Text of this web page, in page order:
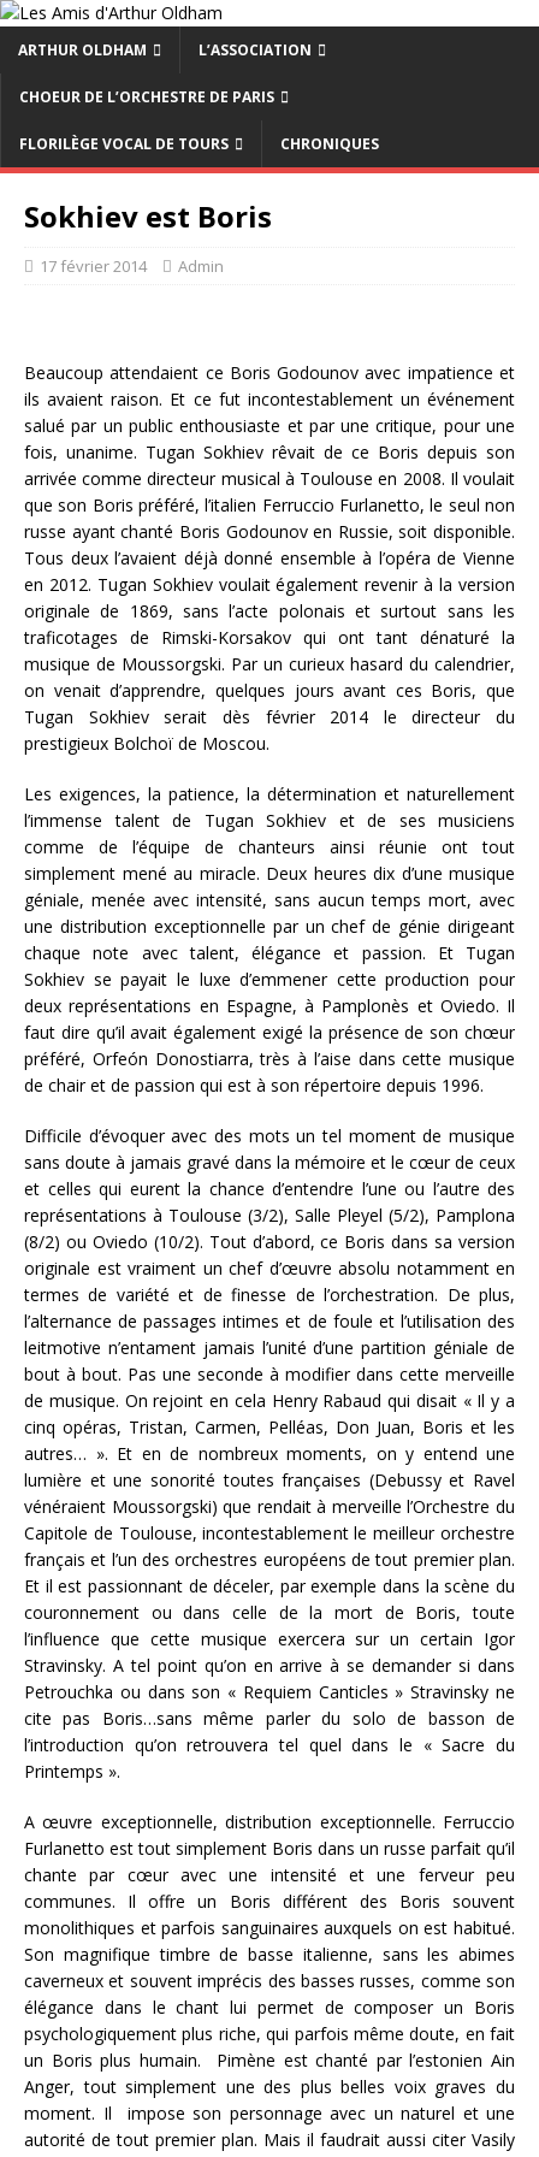
ARTHUR OLDHAM L’ASSOCIATION
CHOEUR DE L’ORCHESTRE DE PARIS
FLORILÈGE VOCAL DE TOURS CHRONIQUES
Sokhiev est Boris
17 février 2014 Admin
Beaucoup attendaient ce Boris Godounov avec impatience et
ils avaient raison. Et ce fut incontestablement un événement
salué par un public enthousiaste et par une critique, pour une
fois, unanime. Tugan Sokhiev rêvait de ce Boris depuis son
arrivée comme directeur musical à Toulouse en 2008. Il voulait
que son Boris préféré, l’italien Ferruccio Furlanetto, le seul non
russe ayant chanté Boris Godounov en Russie, soit disponible.
Tous deux l’avaient déjà donné ensemble à l’opéra de Vienne
en 2012. Tugan Sokhiev voulait également revenir à la version
originale de 1869, sans l’acte polonais et surtout sans les
traficotages de Rimski-Korsakov qui ont tant dénaturé la
musique de Moussorgski. Par un curieux hasard du calendrier,
on venait d’apprendre, quelques jours avant ces Boris, que
Tugan Sokhiev serait dès février 2014 le directeur du
prestigieux Bolchoï de Moscou.
Les exigences, la patience, la détermination et naturellement
l’immense talent de Tugan Sokhiev et de ses musiciens
comme de l’équipe de chanteurs ainsi réunie ont tout
simplement mené au miracle. Deux heures dix d’une musique
géniale, menée avec intensité, sans aucun temps mort, avec
une distribution exceptionnelle par un chef de génie dirigeant
chaque note avec talent, élégance et passion. Et Tugan
Sokhiev se payait le luxe d’emmener cette production pour
deux représentations en Espagne, à Pamplonès et Oviedo. Il
faut dire qu’il avait également exigé la présence de son chœur
préféré, Orfeón Donostiarra, très à l’aise dans cette musique
de chair et de passion qui est à son répertoire depuis 1996.
Difficile d’évoquer avec des mots un tel moment de musique
sans doute à jamais gravé dans la mémoire et le cœur de ceux
et celles qui eurent la chance d’entendre l’une ou l’autre des
représentations à Toulouse (3/2), Salle Pleyel (5/2), Pamplona
(8/2) ou Oviedo (10/2). Tout d’abord, ce Boris dans sa version
originale est vraiment un chef d’œuvre absolu notamment en
termes de variété et de finesse de l’orchestration. De plus,
l’alternance de passages intimes et de foule et l’utilisation des
leitmotive n’entament jamais l’unité d’une partition géniale de
bout à bout. Pas une seconde à modifier dans cette merveille
de musique. On rejoint en cela Henry Rabaud qui disait « Il y a
cinq opéras, Tristan, Carmen, Pelléas, Don Juan, Boris et les
autres… ». Et en de nombreux moments, on y entend une
lumière et une sonorité toutes françaises (Debussy et Ravel
vénéraient Moussorgski) que rendait à merveille l’Orchestre du
Capitole de Toulouse, incontestablement le meilleur orchestre
français et l’un des orchestres européens de tout premier plan.
Et il est passionnant de déceler, par exemple dans la scène du
couronnement ou dans celle de la mort de Boris, toute
l’influence que cette musique exercera sur un certain Igor
Stravinsky. A tel point qu’on en arrive à se demander si dans
Petrouchka ou dans son « Requiem Canticles » Stravinsky ne
cite pas Boris…sans même parler du solo de basson de
l’introduction qu’on retrouvera tel quel dans le « Sacre du
Printemps ».
A œuvre exceptionnelle, distribution exceptionnelle. Ferruccio
Furlanetto est tout simplement Boris dans un russe parfait qu’il
chante par cœur avec une intensité et une ferveur peu
communes. Il offre un Boris différent des Boris souvent
monolithiques et parfois sanguinaires auxquels on est habitué.
Son magnifique timbre de basse italienne, sans les abimes
caverneux et souvent imprécis des basses russes, comme son
élégance dans le chant lui permet de composer un Boris
psychologiquement plus riche, qui parfois même doute, en fait
un Boris plus humain.
Pimène est chanté par l’estonien Ain
Anger, tout simplement une des plus belles voix graves du
moment. Il
impose son personnage avec un naturel et une
autorité de tout premier plan. Mais il faudrait aussi citer Vasily